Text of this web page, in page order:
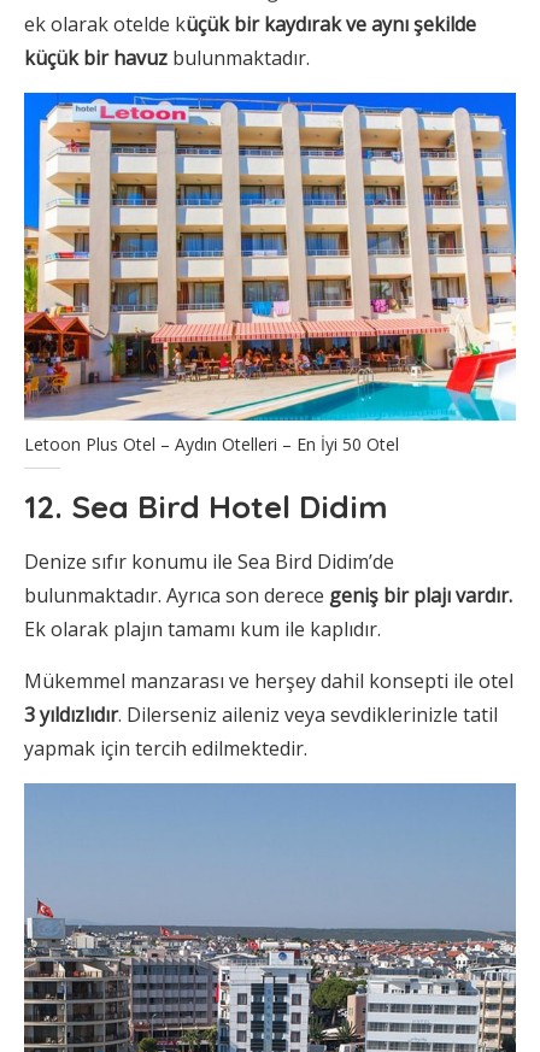
ek olarak otelde küçük bir kaydırak ve aynı şekilde
küçük bir havuz bulunmaktadır.
Letoon Plus Otel – Aydın Otelleri – En İyi 50 Otel
12. Sea Bird Hotel Didim
Denize sıfır konumu ile Sea Bird Didim’de
bulunmaktadır. Ayrıca son derece geniş bir plajı vardır.
Ek olarak plajın tamamı kum ile kaplıdır.
Mükemmel manzarası ve herşey dahil konsepti ile otel
3 yıldızlıdır. Dilerseniz aileniz veya sevdiklerinizle tatil
yapmak için tercih edilmektedir.